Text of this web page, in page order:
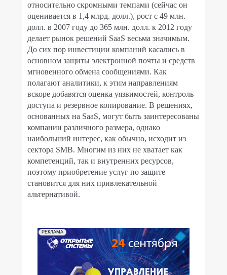
относительно скромными темпами (сейчас он
оценивается в 1,4 млрд. долл.), рост с 49 млн.
долл. в 2007 году до 365 млн. долл. к 2012 году
делает рынок решений SaaS весьма значимым.
До сих пор инвестиции компаний касались в
основном защиты электронной почты и средств
мгновенного обмена сообщениями. Как
полагают аналитики, к этим направлениям
вскоре добавятся оценка уязвимостей, контроль
доступа и резервное копирование. В решениях,
основанных на SaaS, могут быть заинтересованы
компании различного размера, однако
наибольший интерес, как обычно, исходит из
сектора SMB. Многим из них не хватает как
компетенций, так и внутренних ресурсов,
поэтому приобретение услуг по защите
становится для них привлекательной
альтернативой.
РЕКЛАМА